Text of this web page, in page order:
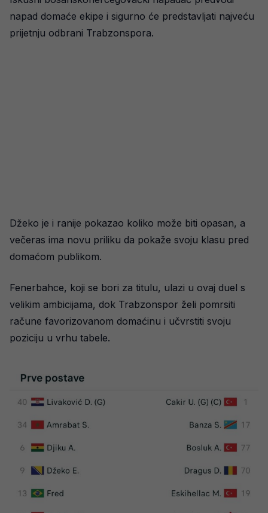
napad domaće ekipe i sigurno će predstavljati najveću
prijetnju odbrani Trabzonspora.
Džeko je i ranije pokazao koliko može biti opasan, a
večeras ima novu priliku da pokaže svoju klasu pred
domaćom publikom.
Fenerbahce, koji se bori za titulu, ulazi u ovaj duel s
velikim ambicijama, dok Trabzonspor želi pomrsiti
račune favorizovanom domaćinu i učvrstiti svoju
poziciju u vrhu tabele.